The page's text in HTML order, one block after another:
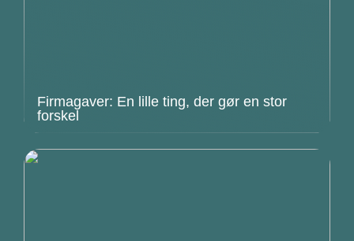
Firmagaver: En lille ting, der gør en stor
forskel